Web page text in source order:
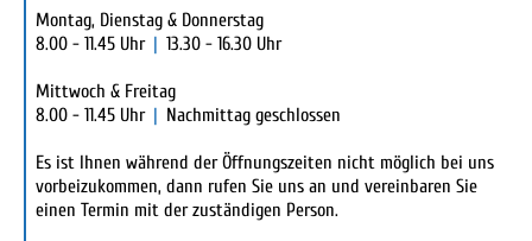
Montag, Dienstag & Donnerstag
8.00 - 11.45 Uhr
13.30 - 16.30 Uhr
Mittwoch & Freitag
8.00 - 11.45 Uhr
Nachmittag geschlossen
Es ist Ihnen während der Öffnungszeiten nicht möglich bei uns
vorbeizukommen, dann rufen Sie uns an und vereinbaren Sie
einen Termin mit der zuständigen Person.